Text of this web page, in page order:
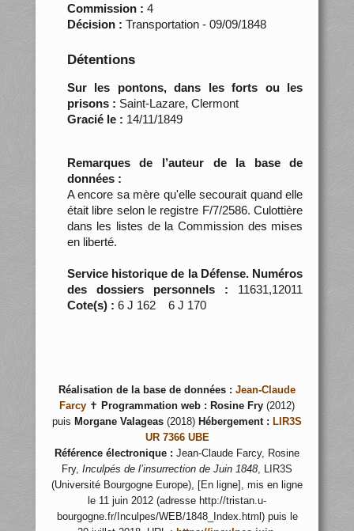
Commission : 4
Décision : Transportation - 09/09/1848
Détentions
Sur les pontons, dans les forts ou les
prisons : Saint-Lazare, Clermont
Gracié le : 14/11/1849
Remarques de l’auteur de la base de
données :
A encore sa mère qu'elle secourait quand elle
était libre selon le registre F/7/2586. Culottière
dans les listes de la Commission des mises
en liberté.
Service historique de la Défense. Numéros
des dossiers personnels : 11631,12011
Cote(s) : 6 J 162 6 J 170
Réalisation de la base de données : Jean-Claude
Farcy ✝ Programmation web : Rosine Fry (2012)
puis Morgane Valageas (2018) Hébergement : LIR3S
UR 7366 UBE
Référence électronique : Jean-Claude Farcy, Rosine
Fry, Inculpés de l’insurrection de Juin 1848, LIR3S
(Université Bourgogne Europe), [En ligne], mis en ligne
le 11 juin 2012 (adresse http://tristan.u-
bourgogne.fr/Inculpes/WEB/1848_Index.html) puis le